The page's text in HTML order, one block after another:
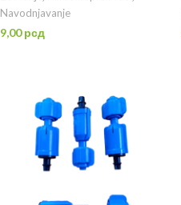
Navodnjavanje
9,00рсд